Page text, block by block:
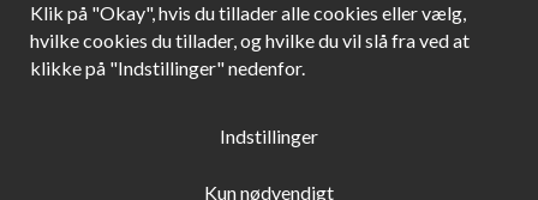
Klik på "Okay", hvis du tillader alle cookies eller vælg,
hvilke cookies du tillader, og hvilke du vil slå fra ved at
klikke på "Indstillinger" nedenfor.
Indstillinger
Kun nødvendigt